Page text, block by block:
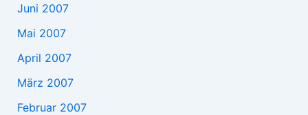
Juni 2007
Mai 2007
April 2007
März 2007
Februar 2007